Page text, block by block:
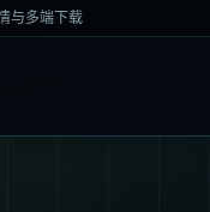
与多端下载